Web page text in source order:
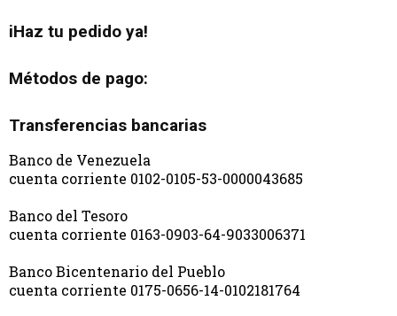
iHaz tu pedido ya!
Métodos de pago:
Transferencias bancarias
Banco de Venezuela
cuenta corriente 0102-0105-53-0000043685
Banco del Tesoro
cuenta corriente 0163-0903-64-9033006371
Banco Bicentenario del Pueblo
cuenta corriente 0175-0656-14-0102181764